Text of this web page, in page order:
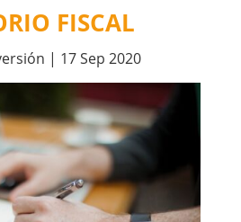
FISCAL
| 17 Sep 2020